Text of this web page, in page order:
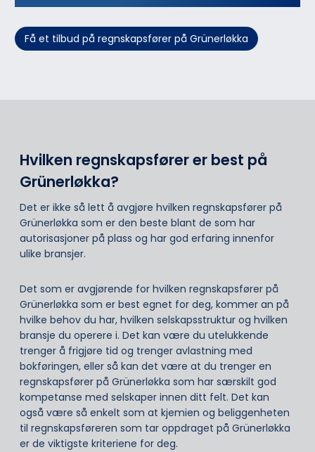
Få et tilbud på regnskapsfører på Grünerløkka
Hvilken regnskapsfører er best på
Grünerløkka?
Det er ikke så lett å avgjøre hvilken regnskapsfører på
Grünerløkka som er den beste blant de som har
autorisasjoner på plass og har god erfaring innenfor
ulike bransjer.
Det som er avgjørende for hvilken regnskapsfører på
Grünerløkka som er best egnet for deg, kommer an på
hvilke behov du har, hvilken selskapsstruktur og hvilken
bransje du operere i. Det kan være du utelukkende
trenger å frigjøre tid og trenger avlastning med
bokføringen, eller så kan det være at du trenger en
regnskapsfører på Grünerløkka som har særskilt god
kompetanse med selskaper innen ditt felt. Det kan
også være så enkelt som at kjemien og beliggenheten
til regnskapsføreren som tar oppdraget på Grünerløkka
er de viktigste kriteriene for deg.